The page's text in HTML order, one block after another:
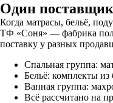
Один поставщик
Когда матрасы, бельё,
ТФ «Соня» — фабрика
поставку у разных
Спальная группа:
Бельё: комплекты
Ванная группа:
Всё рассчитано на